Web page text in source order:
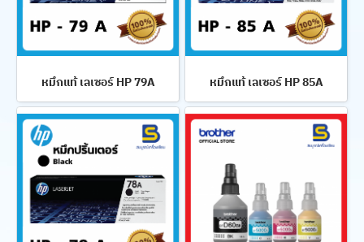
หมึกแท้ เลเซอร์ HP 79A หมึกแท้ เลเซอร์ HP 85A